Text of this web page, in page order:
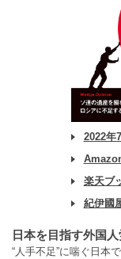
2022年
楽天ブ
紀伊國
日本を目指す外国
“人手不足”に喘ぐ日本